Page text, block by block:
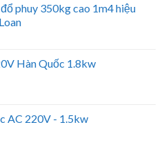
phuy 350kg cao 1m4 hiệu
Hàn Quốc 1.8kw
AC 220V - 1.5kw